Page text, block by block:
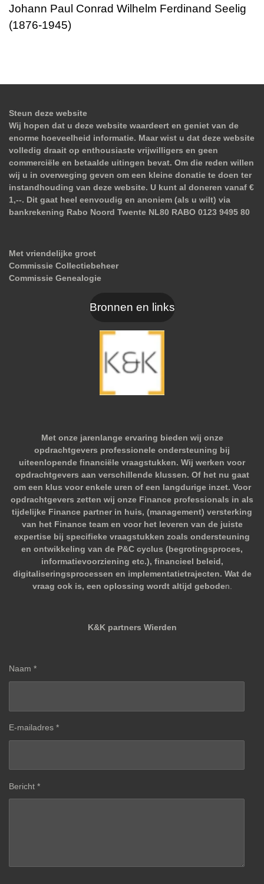
Johann Paul Conrad Wilhelm Ferdinand Seelig
(1876-1945)
Steun deze website
Wij hopen dat u deze website waardeert en geniet van de
enorme hoeveelheid informatie. Maar wist u dat deze website
volledig draait op enthousiaste vrijwilligers en geen
commerciële en betaalde uitingen bevat. Om die reden willen
wij u in overweging geven om een kleine donatie te doen ter
instandhouding van deze website. U kunt al doneren vanaf €
1,--. Dit gaat heel eenvoudig en anoniem (als u wilt) via
bankrekening Rabo Noord Twente NL80 RABO 0123 9495 80
Met vriendelijke groet
Commissie Collectiebeheer
Commissie Genealogie
Bronnen en links
Met onze jarenlange ervaring bieden wij onze
opdrachtgevers professionele ondersteuning bij
uiteenlopende financiële vraagstukken. Wij werken voor
opdrachtgevers aan verschillende klussen. Of het nu gaat
om een klus voor enkele uren of een langdurige inzet. Voor
opdrachtgevers zetten wij onze Finance professionals in als
tijdelijke Finance partner in huis, (management) versterking
van het Finance team en voor het leveren van de juiste
expertise bij specifieke vraagstukken zoals ondersteuning
en ontwikkeling van de P&C cyclus (begrotingsproces,
informatievoorziening etc.), financieel beleid,
digitaliseringsprocessen en implementatietrajecten. Wat de
vraag ook is, een oplossing wordt altijd geboden.
K&K partners Wierden
Naam *
E-mailadres *
Bericht *